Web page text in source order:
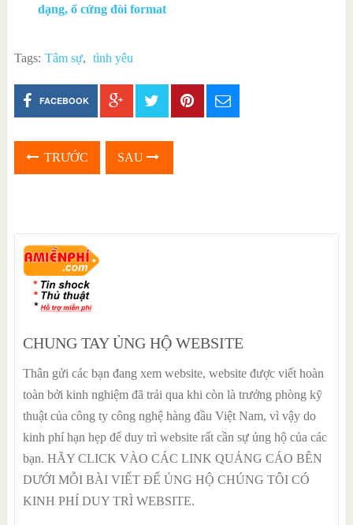
dạng, ổ cứng đòi format
Tags: Tâm sự, tình yêu
FACEBOOK
TRƯỚC SAU
CHUNG TAY ỦNG HỘ WEBSITE
Thân gửi các bạn đang xem website, website được viết hoàn
toàn bởi kinh nghiệm đã trải qua khi còn là trưởng phòng kỹ
thuật của công ty công nghệ hàng đầu Việt Nam, vì vậy do
kinh phí hạn hẹp để duy trì website rất cần sự ủng hộ của các
bạn. HÃY CLICK VÀO CÁC LINK QUẢNG CÁO BÊN
DƯỚI MỖI BÀI VIẾT ĐỂ ỦNG HỘ CHÚNG TÔI CÓ
KINH PHÍ DUY TRÌ WEBSITE.